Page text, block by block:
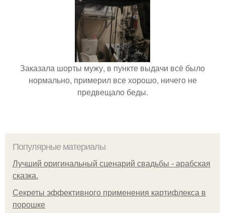
Заказала шорты мужу, в пункте выдачи всё было
нормально, примерил все хорошо, ничего не
предвещало беды.
Популярные материалы
Лучший оригинальный сценарий свадьбы - арабская
сказка.
Секреты эффективного применения картифлекса в
порошке